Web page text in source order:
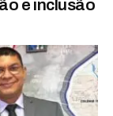
e inclusão